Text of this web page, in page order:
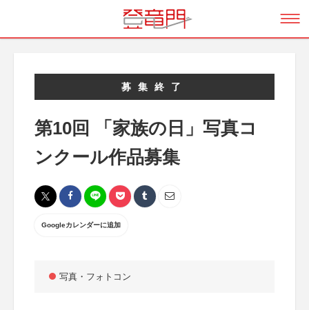
募集終了
第10回 「家族の日」写真コ
ンクール作品募集
Googleカレンダーに追加
写真・フォトコン